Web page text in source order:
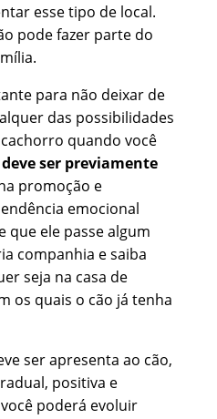
esse tipo de local.
pode fazer parte do
para não deixar de
das possibilidades
quando você
ser previamente
promoção e
emocional
que ele passe algum
companhia e saiba
seja na casa de
os quais o cão já tenha
ser apresenta ao cão,
positiva e
poderá evoluir